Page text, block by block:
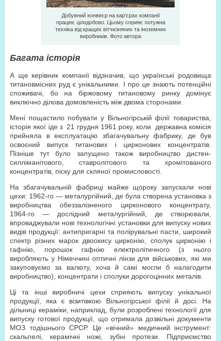
Добувний конвеєр на кар’єрах компанії
працює цілодобово. Цьому сприяє потужна
техніка від кращих вітчизняних та іноземних
виробників. Фото автора
Багата історія
А ще керівник компанії відзначив, що українські родовища
титановмісних руд є унікальними. І про це знають потенційні
споживачі, бо на біржовому титановому ринку домінує
виключно ділова домовленість між двома сторонами.
Мені пощастило побувати у Вільногірській філії товариства,
історія якої іде з 21 грудня 1961 року, коли державна комісія
прийняла в експлуатацію збагачувальну фабрику, де був
освоєний випуск титанових і цирконових концентратів.
Пізніше тут було запущено також виробництво дистен-
силліманітового, ставролітового та хромітованого
концентратів, піску для скляної промисловості.
На збагачувальній фабриці майже щороку запускали нові
цехи: 1962-го — металургійний, де була створена установка з
виробництва обеззалізненого цирконового концентрату,
1964-го — дослідний металургійний, де створювали,
впроваджували нові технологічні установки для випуску нових
видів продукції: антипригарні та полірувальні пасти, широкий
спектр різних марок двоокису цирконію, сполук цирконію і
гафнію, порошок гафнію електролітичного (з нього
виробляють у Німеччині оптичні лінзи для військових, які ми
закуповуємо за валюту, хоча й самі могли б налагодити
виробництво), концентрати і сполуки дорогоцінних металів.
Ці та інші виробничі цехи сприяють випуску унікальної
продукції, яка є візитівкою Вільногірської філії й досі. На
дільниці кераміки, наприклад, були розроблені технології для
випуску готової продукції, що отримала дозвільні документи
МОЗ тодішнього СРСР. Це «вічний» медичний інструмент:
скальпелі, керамічні ножі, зубні протези. Підприємство